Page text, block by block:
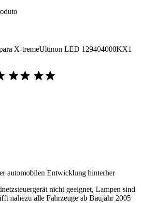
X-tremeUltinon LED 129404000KX1
automobilen Entwicklung hinterher
nicht geeignet, Lampen sind
nahezu alle Fahrzeuge ab Baujahr 2005